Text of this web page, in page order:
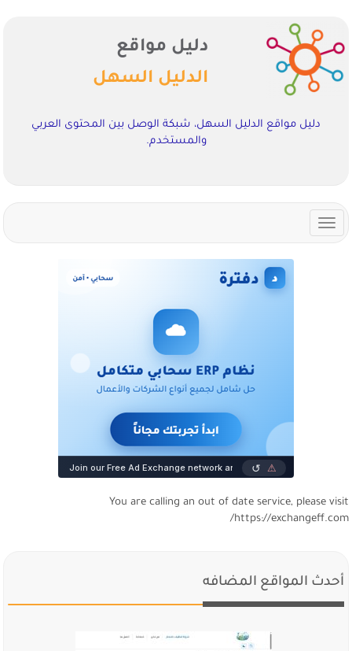
دليل مواقع
الدليل السهل
دليل مواقع الدليل السهل، شبكة الوصل بين المحتوى العربي
والمستخدم.
Toggle
navigation
You are calling an out of date service, please visit
https://exchangeff.com/
أحدث المواقع المضافه